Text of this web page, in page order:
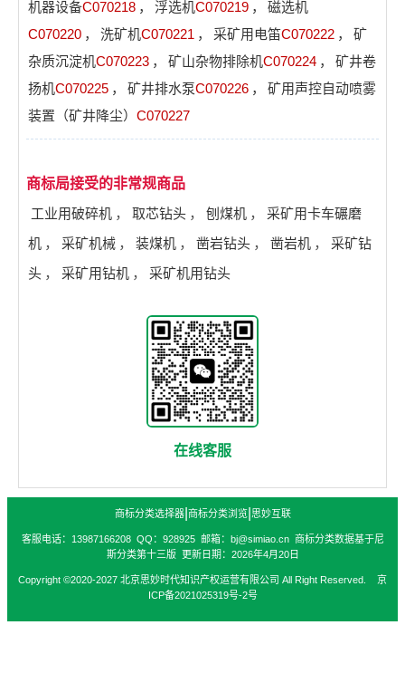
机器设备C070218 ， 浮选机C070219 ，
磁选机
C070220 ， 洗矿机C070221 ， 采矿用电笛C070222 ，
矿
杂质沉淀机C070223 ， 矿山杂物排除机C070224 ，
矿井卷
扬机C070225 ， 矿井排水泵C070226 ，
矿用声控自动喷雾
装置（矿井降尘） C070227
商标局接受的非常规商品
工业用破碎机 ， 取芯钻头 ， 刨煤机 ，
采矿用卡车碾磨
机 ， 采矿机械 ， 装煤机 ， 凿岩钻头 ， 凿岩机 ，
采矿钻
头 ， 采矿用钻机 ， 采矿机用钻头
在线客服
商标分类选择器| 商标分类浏览| 思妙互联
客服电话：13987166208 QQ：928925 邮箱：bj@simiao.cn 商标分类数据基于尼
斯分类第十三版 更新日期：2026年4月20日
Copyright ©2020-2027 北京思妙时代知识产权运营有限公司 All Right Reserved. 京
ICP备2021025319号-2号